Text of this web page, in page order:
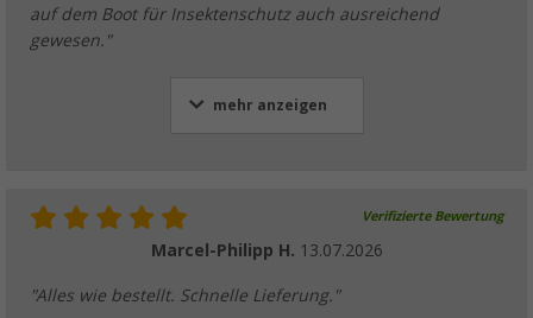
auf dem Boot für Insektenschutz auch ausreichend
gewesen."
mehr anzeigen
Verifizierte Bewertung
Marcel-Philipp H. 13.07.2026
"Alles wie bestellt. Schnelle Lieferung."